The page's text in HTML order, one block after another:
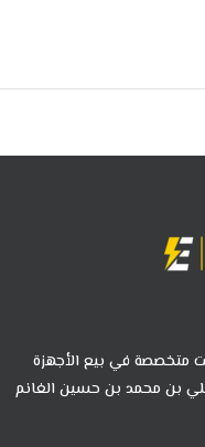
متخصصة في بيع الأجهزة
علي بن محمد بن حسين الغانم